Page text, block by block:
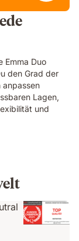
Emma Duo
den Grad der
anpassen
Lagen,
und